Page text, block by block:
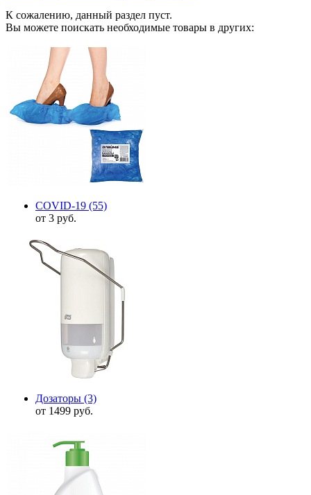
К сожалению, данный раздел пуст.
Вы можете поискать необходимые товары в других:
COVID-19 (55)
от 3 руб.
Дозаторы (3)
от 1499 руб.